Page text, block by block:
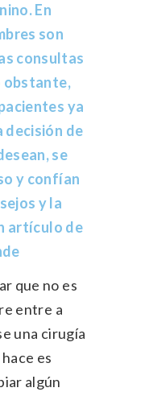
En
son
consultas
obstante,
ya
decisión de
se
y confían
y la
artículo de
que no es
entre a
una cirugía
es
algún